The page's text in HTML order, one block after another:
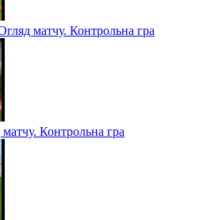
матчу. Контрольна гра
Контрольна гра